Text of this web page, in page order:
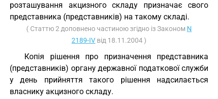
розташування акцизного складу призначає свого
представника (представників) на такому складі.
( Статтю 2 доповнено частиною згідно із Законом N
2189-IV від 18.11.2004 )
Копія рішення про призначення представника
(представників) органу державної податкової служби
у день прийняття такого рішення надсилається
власнику акцизного складу.